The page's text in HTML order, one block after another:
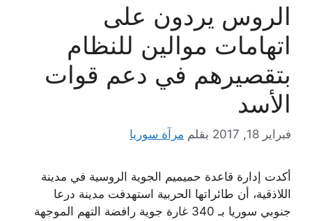
الروس يردون على
اتهامات موالين للنظام
بتقصيرهم في دعم قوات
الأسد
فبراير 18, 2017 بقلم مرآة سوريا
أكدت إدارة قاعدة حميميم الجوية الروسية في مدينة
اللاذقية، أن طائراتها الحربية استهدفت مدينة درعا
جنوبي سوريا بـ 340 غارة جوية رافضة التهم الموجهة